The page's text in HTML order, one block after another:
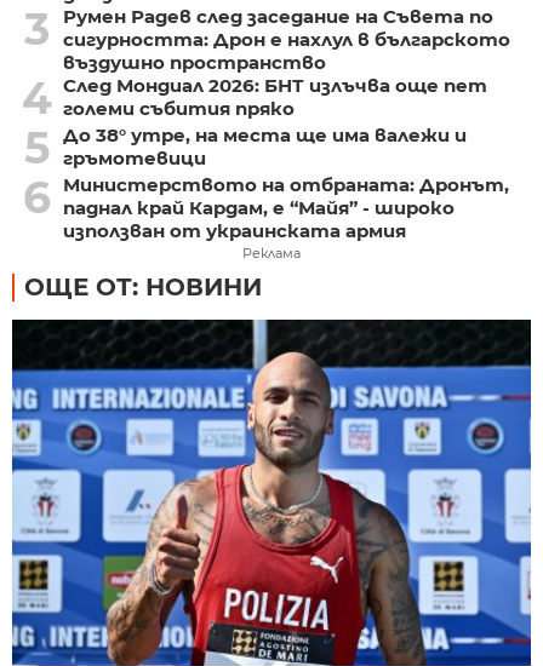
3
Румен Радев след заседание на Съвета по
сигурността: Дрон е нахлул в българското
въздушно пространство
4 След Мондиал 2026: БНТ излъчва още пет
големи събития пряко
5 До 38° утре, на места ще има валежи и
гръмотевици
6
Министерството на отбраната: Дронът,
паднал край Кардам, е “Майя” - широко
използван от украинската армия
Реклама
ОЩЕ ОТ: НОВИНИ